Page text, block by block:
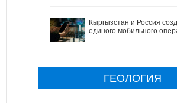
Кыргызстан и Россия
единого мобильного
ГЕОЛОГИЯ